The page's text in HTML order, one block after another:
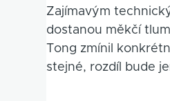
Zajímavým
dostanou měkčí
Tong zmínil
stejné, rozdíl bude